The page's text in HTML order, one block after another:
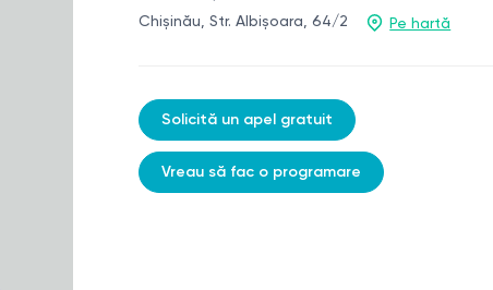
Chișinău, Str. Albișoara, 64/2 Pe hartă
Solicită un apel gratuit
Vreau să fac o programare